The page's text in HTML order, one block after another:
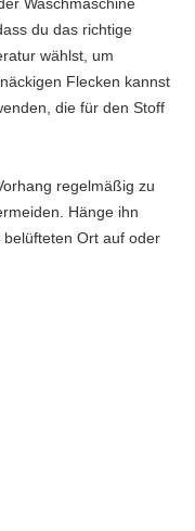
du das richtige
wählst, um
Flecken kannst
die für den Stoff
regelmäßig zu
Hänge ihn
Ort auf oder